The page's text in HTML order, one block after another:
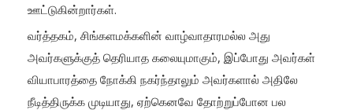
ஊட்டுகின்றார்கள்.
வர்த்தகம், சிங்களமக்களின் வாழ்வாதாரமல்ல அது
அவர்களுக்குத் தெரியாத கலையுமாகும், இப்போது அவர்கள்
வியாபாரத்தை நோக்கி நகர்ந்தாலும் அவர்களால் அதிலே
நீடித்திருக்க முடியாது, ஏற்கெனவே தோற்றுப்போன பல